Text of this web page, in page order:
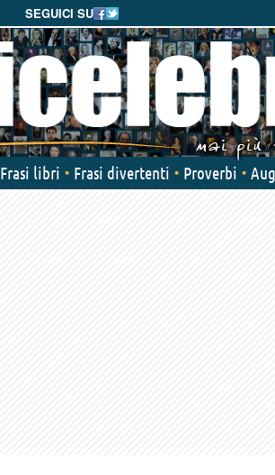
SEGUICI SU
Frasi libri Frasi divertenti Proverbi